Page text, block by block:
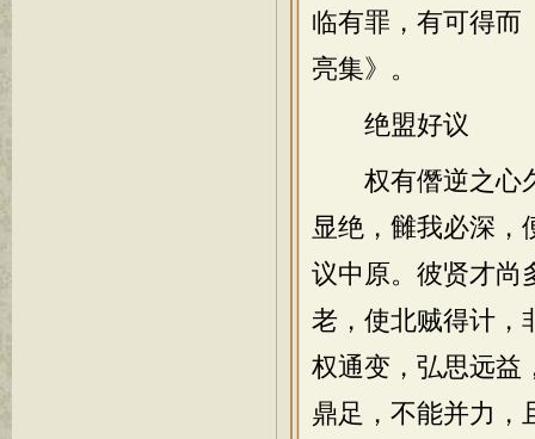
临有罪，有可得而
亮集》。
绝盟好议
权有僭逆之心久
显绝，雠我必深，
议中原。彼贤才尚
老，使北贼得计，
权通变，弘思远益
鼎足，不能并力，